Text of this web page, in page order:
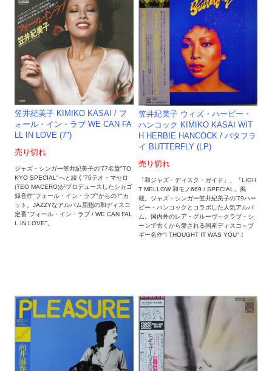
笠井紀美子 KIMIKO KASAI / フ
ォール・イン・ラブ WE CAN FA
LL IN LOVE (7")
売り切れ
ジャズ・シンガー笠井紀美子の'77名盤"TO
KYO SPECIAL"へと続く'76テオ・マセロ
(TEO MACERO)がプロデュースしたシカゴ
録音作"フォール・イン・ラブ"からの7"カ
ット。JAZZYなアルバム屈指の和ディスコ
定番"フォール・イン・ラブ / WE CAN FAL
L IN LOVE"。
笠井紀美子 ウィズ・ハービー・
ハンコック KIMIKO KASAI WIT
H HERBIE HANCOCK / バタフラ
イ BUTTERFLY (LP)
売り切れ
「和ジャズ・ディスク・ガイド」、「LIGH
T MELLOW 和モノ669 / SPECIAL」掲
載。ジャズ・シンガー笠井紀美子の'79ハー
ビー・ハンコックとコラボした人気アルバ
ム。国内外のレア・グルーヴ～クラブ・シ
ーンで古くから愛される国産ディスコ～ブ
ギー名作"I THOUGHT IT WAS YOU"！